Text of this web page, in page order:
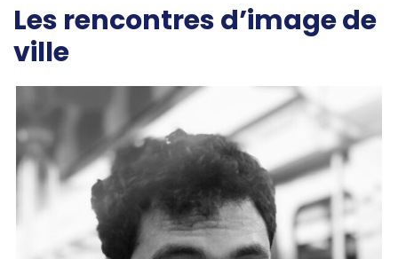
Les rencontres d’image de
ville